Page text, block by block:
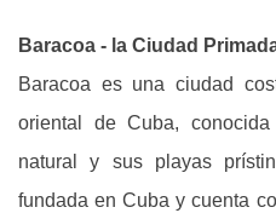
Baracoa - la Ciudad
Baracoa es una ciudad
oriental de Cuba,
natural y sus playas
fundada en Cuba y cuenta